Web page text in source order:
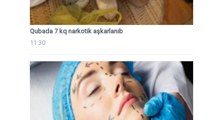
Qubada 7 kq narkotik aşkarlanıb
11:30